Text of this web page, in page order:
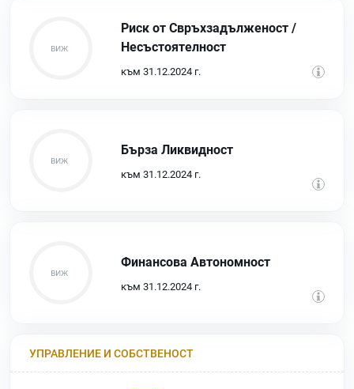
Риск от Свръхзадълженост /
Несъстоятелност
към 31.12.2024 г.
Бърза Ликвидност
към 31.12.2024 г.
Финансова Автономност
към 31.12.2024 г.
УПРАВЛЕНИЕ И СОБСТВЕНОСТ